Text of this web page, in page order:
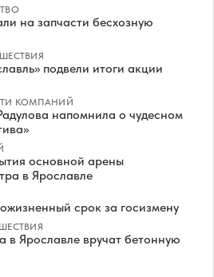
на запчасти бесхозную
подвели итоги акции
КОМПАНИЙ
напомнила о чудесном
основной арены
в Ярославле
срок за госизмену
в Ярославле вручат бетонную